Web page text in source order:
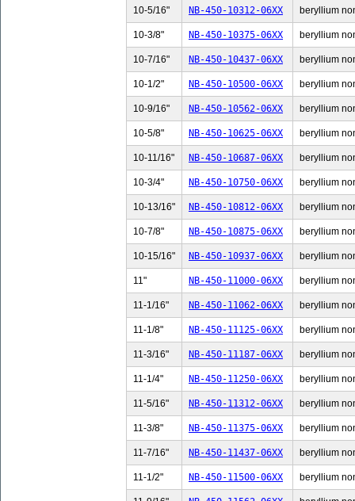
10-5/16" NB-450-10312-06XX beryllium
10-3/8" NB-450-10375-06XX beryllium
10-7/16" NB-450-10437-06XX beryllium
10-1/2" NB-450-10500-06XX beryllium
10-9/16" NB-450-10562-06XX beryllium
10-5/8" NB-450-10625-06XX beryllium
10-11/16" NB-450-10687-06XX beryllium
10-3/4" NB-450-10750-06XX beryllium
10-13/16" NB-450-10812-06XX beryllium
10-7/8" NB-450-10875-06XX beryllium
10-15/16" NB-450-10937-06XX beryllium
11" NB-450-11000-06XX beryllium
11-1/16" NB-450-11062-06XX beryllium
11-1/8" NB-450-11125-06XX beryllium
11-3/16" NB-450-11187-06XX beryllium
11-1/4" NB-450-11250-06XX beryllium
11-5/16" NB-450-11312-06XX beryllium
11-3/8" NB-450-11375-06XX beryllium
11-7/16" NB-450-11437-06XX beryllium
11-1/2" NB-450-11500-06XX beryllium